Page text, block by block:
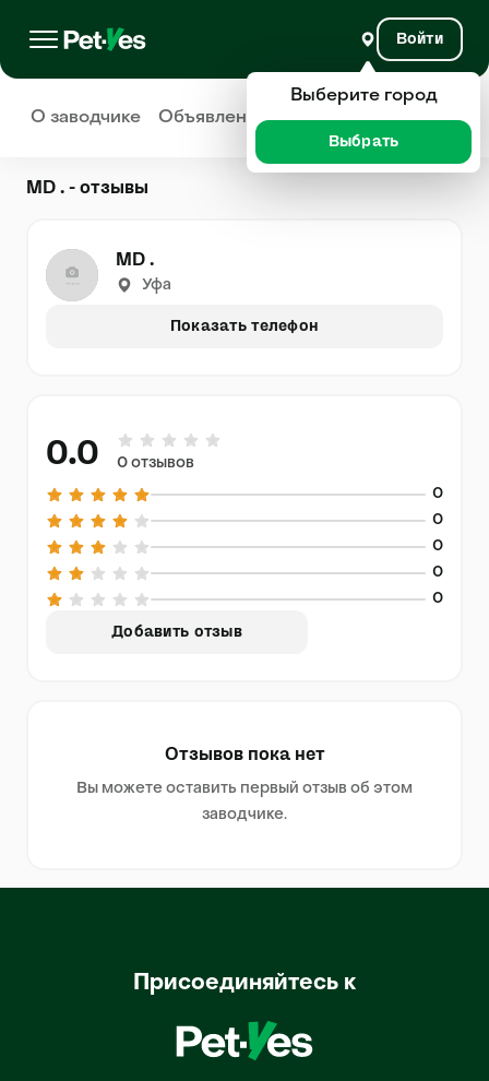
Войти
О заводчике Объявления Отзывы
MD . - отзывы
MD .
Уфа
Показать телефон
0.0 0 отзывов
0
0
0
0
0
Добавить отзыв
Отзывов пока нет
Вы можете оставить первый отзыв об этом
заводчике.
Присоединяйтесь к
Выберите город
Выбрать